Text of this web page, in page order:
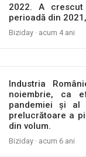
2022. A
perioadă din
Biziday · acum 4 ani
Industria
noiembrie, ca
pandemiei și al
prelucrătoare a
din volum.
Biziday · acum 6 ani